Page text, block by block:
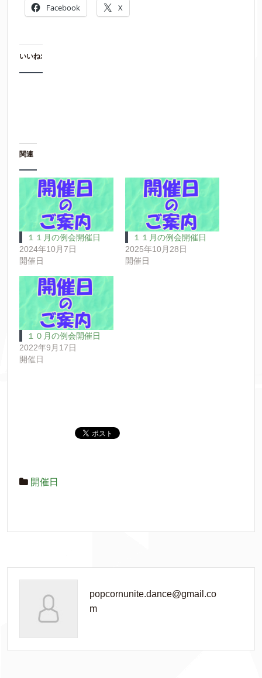
Facebook X
いいね:
関連
１１月の例会開催日
2024年10月7日
開催日
１１月の例会開催日
2025年10月28日
開催日
１０月の例会開催日
2022年9月17日
開催日
開催日
popcornunite.dance@gmail.co
m